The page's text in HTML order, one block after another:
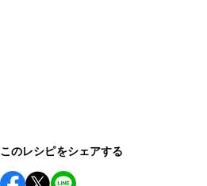
このレシピをシェアする